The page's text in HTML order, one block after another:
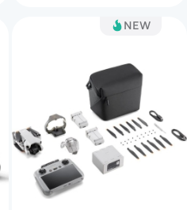
NEW